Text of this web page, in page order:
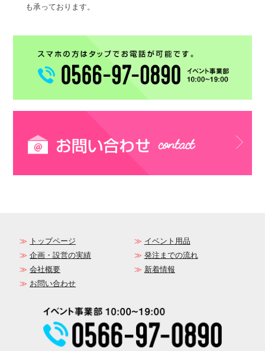
も承っております。
トップページ
イベント用品
企画・設営の実績
発注までの流れ
会社概要
新着情報
お問い合わせ